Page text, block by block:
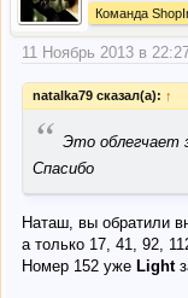
Команда
11 Ноябрь 2013 в
natalka79 сказал(а): ↑
“ Это облегчает
Спасибо
Наташ, вы обратили
а только 17, 41, 92,
Номер 152 уже Light